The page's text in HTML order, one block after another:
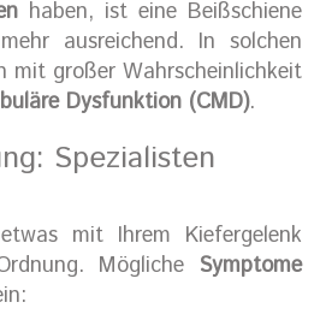
haben, ist eine Beißschiene
ausreichend. In solchen
mit großer Wahrscheinlichkeit
Dysfunktion (CMD).
Spezialisten
mit Ihrem Kiefergelenk
Mögliche Symptome